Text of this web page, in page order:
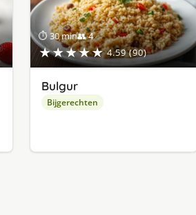
⏱ 30 min👥 4
★★★★★ 4.59 (90)
Bulgur
Bijgerechten